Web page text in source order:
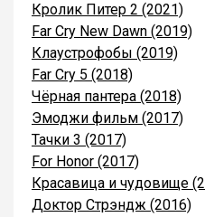
Кролик Питер 2 (2021)
Far Cry New Dawn (2019)
Клаустрофобы (2019)
Far Cry 5 (2018)
Чёрная пантера (2018)
Эмоджи фильм (2017)
Тачки 3 (2017)
For Honor (2017)
Красавица и чудовище
Доктор Стрэндж (2016)